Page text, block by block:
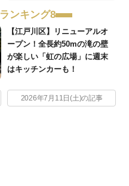
ランキング8
【江戸川区】リニューアルオ
ープン！全長約50mの滝の壁
が楽しい「虹の広場」に週末
はキッチンカーも！
2026年7月11日(土)の記事